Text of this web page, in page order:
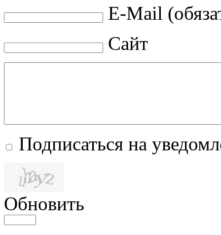
E-Mail
Сайт
Подписаться на
Обновить